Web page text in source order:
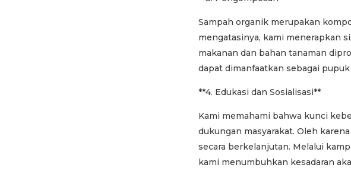
Sampah organik merupakan
mengatasinya, kami menerapkan
makanan dan bahan tanaman
dapat dimanfaatkan sebagai
**4. Edukasi dan Sosialisasi**
Kami memahami bahwa kunci
dukungan masyarakat. Oleh
secara berkelanjutan. Melalui
kami menumbuhkan kesadaran